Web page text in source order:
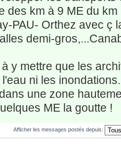
des km à 9 ME du
PAU- Orthez avec ç
demi-
y mettre que les
ni les
une zone
ME la goutte !
Afficher les messages postés depuis: